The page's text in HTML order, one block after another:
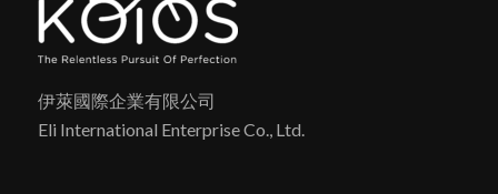
伊萊國際企業有限公司
Eli International Enterprise Co., Ltd.